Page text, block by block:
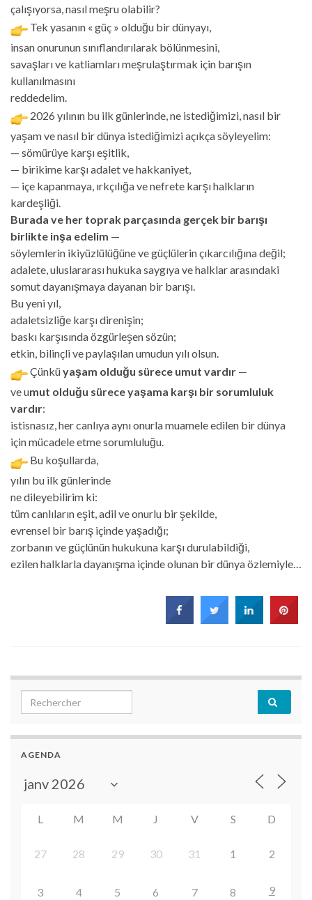
çalışıyorsa, nasıl meşru olabilir?
Tek yasanın « güç » olduğu bir dünyayı,
insan onurunun sınıflandırılarak bölünmesini,
savaşları ve katliamları meşrulaştırmak için barışın
kullanılmasını
reddedelim.
2026 yılının bu ilk günlerinde, ne istediğimizi, nasıl bir
yaşam ve nasıl bir dünya istediğimizi açıkça söyleyelim:
— sömürüye karşı eşitlik,
— birikime karşı adalet ve hakkaniyet,
— içe kapanmaya, ırkçılığa ve nefrete karşı halkların
kardeşliği.
Burada ve her toprak parçasında gerçek bir barışı
birlikte inşa edelim —
söylemlerin ikiyüzlülüğüne ve güçlülerin çıkarcılığına değil;
adalete, uluslararası hukuka saygıya ve halklar arasındaki
somut dayanışmaya dayanan bir barışı.
Bu yeni yıl,
adaletsizliğe karşı direnişin;
baskı karşısında özgürleşen sözün;
etkin, bilinçli ve paylaşılan umudun yılı olsun.
Çünküyaşam olduğu sürece umut vardır —
ve umut olduğu sürece yaşama karşı bir sorumluluk
vardır:
istisnasız, her canlıya aynı onurla muamele edilen bir dünya
için mücadele etme sorumluluğu.
Bu koşullarda,
yılın bu ilk günlerinde
ne dileyebilirim ki:
tüm canlıların eşit, adil ve onurlu bir şekilde,
evrensel bir barış içinde yaşadığı;
zorbanın ve güçlünün hukukuna karşı durulabildiği,
ezilen halklarla dayanışma içinde olunan bir dünya özlemiyle…
Search for:
AGENDA
L M M J V S D
27 28 29 30 31 1 2
3 4 5 6 7 8 9